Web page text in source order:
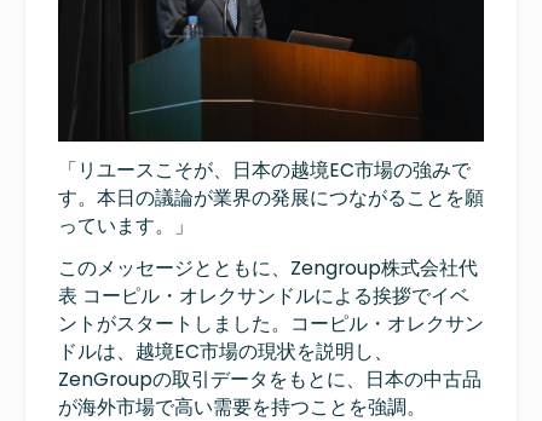
「リユースこそが、日本の越境EC市場の強みで
す。本日の議論が業界の発展につながることを願
っています。」
このメッセージとともに、Zengroup株式会社代
表 コーピル・オレクサンドルによる挨拶でイベ
ントがスタートしました。コーピル・オレクサン
ドルは、越境EC市場の現状を説明し、
ZenGroupの取引データをもとに、日本の中古品
が海外市場で高い需要を持つことを強調。